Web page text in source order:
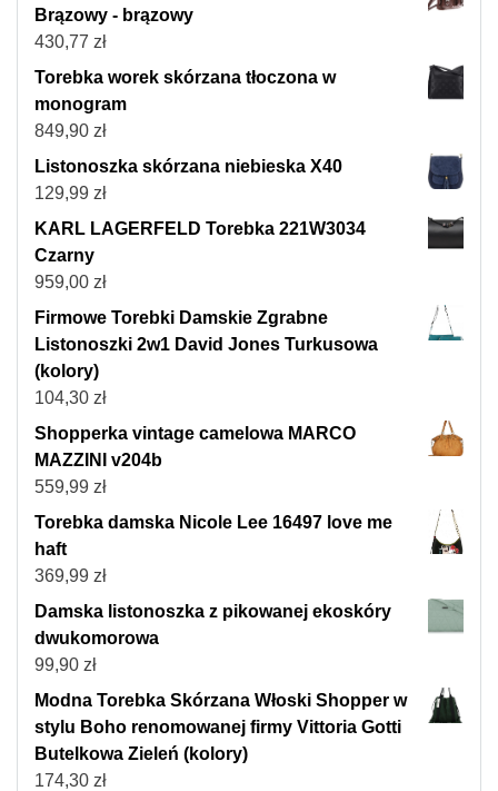
Brązowy - brązowy
430,77 zł
Torebka worek skórzana tłoczona w
monogram
849,90 zł
Listonoszka skórzana niebieska X40
129,99 zł
KARL LAGERFELD Torebka 221W3034
Czarny
959,00 zł
Firmowe Torebki Damskie Zgrabne
Listonoszki 2w1 David Jones Turkusowa
(kolory)
104,30 zł
Shopperka vintage camelowa MARCO
MAZZINI v204b
559,99 zł
Torebka damska Nicole Lee 16497 love me
haft
369,99 zł
Damska listonoszka z pikowanej ekoskóry
dwukomorowa
99,90 zł
Modna Torebka Skórzana Włoski Shopper w
stylu Boho renomowanej firmy Vittoria Gotti
Butelkowa Zieleń (kolory)
174,30 zł